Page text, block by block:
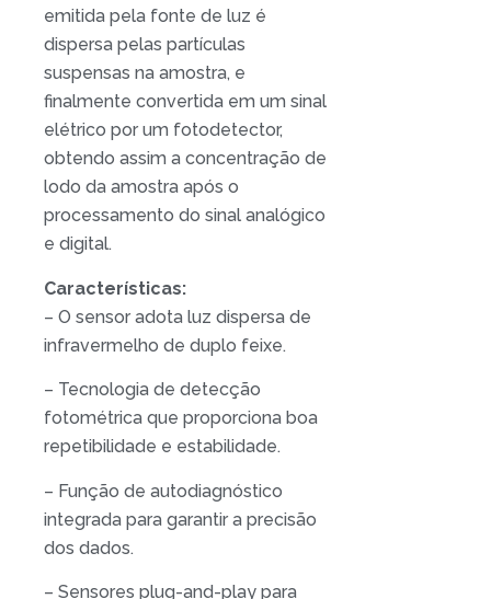
emitida pela fonte de luz é
dispersa pelas partículas
suspensas na amostra, e
finalmente convertida em um sinal
elétrico por um fotodetector,
obtendo assim a concentração de
lodo da amostra após o
processamento do sinal analógico
e digital.
Características:
– O sensor adota luz dispersa de
infravermelho de duplo feixe.
– Tecnologia de detecção
fotométrica que proporciona boa
repetibilidade e estabilidade.
– Função de autodiagnóstico
integrada para garantir a precisão
dos dados.
– Sensores plug-and-play para